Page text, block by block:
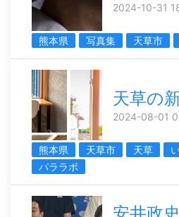
2024-10-31
熊本県 写真集 天草市
天草の
2024-08-01
熊本県 天草市 天草
パララボ
安井政